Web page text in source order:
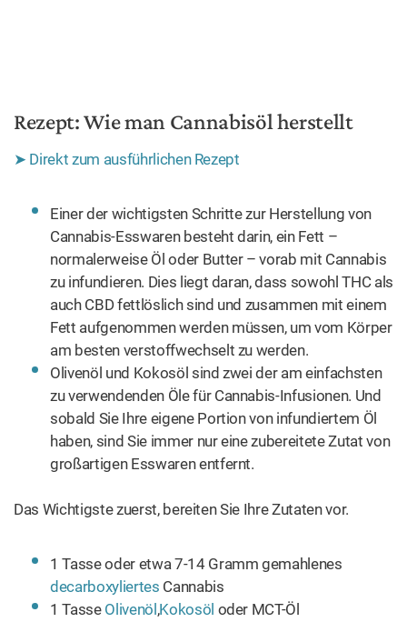
Rezept: Wie man Cannabisöl herstellt
➤ Direkt zum ausführlichen Rezept
Einer der wichtigsten Schritte zur Herstellung von
Cannabis-Esswaren besteht darin, ein Fett –
normalerweise Öl oder Butter – vorab mit Cannabis
zu infundieren. Dies liegt daran, dass sowohl THC als
auch CBD fettlöslich sind und zusammen mit einem
Fett aufgenommen werden müssen, um vom Körper
am besten verstoffwechselt zu werden.
Olivenöl und Kokosöl sind zwei der am einfachsten
zu verwendenden Öle für Cannabis-Infusionen. Und
sobald Sie Ihre eigene Portion von infundiertem Öl
haben, sind Sie immer nur eine zubereitete Zutat von
großartigen Esswaren entfernt.
Das Wichtigste zuerst, bereiten Sie Ihre Zutaten vor.
1 Tasse oder etwa 7-14 Gramm gemahlenes
decarboxyliertes Cannabis
1 Tasse Olivenöl ,Kokosöl oder MCT-Öl